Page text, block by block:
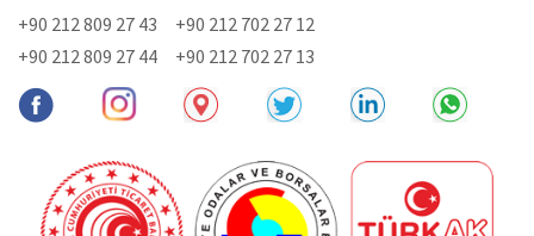
+90 212 809 27 43
+90 212 702 27 12
+90 212 809 27 44
+90 212 702 27 13